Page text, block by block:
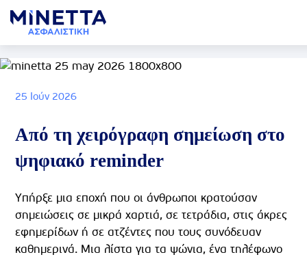
25 Ιούν 2026
Από τη χειρόγραφη σημείωση στο
ψηφιακό reminder
Υπήρξε μια εποχή που οι άνθρωποι κρατούσαν
σημειώσεις σε μικρά χαρτιά, σε τετράδια, στις άκρες
εφημερίδων ή σε ατζέντες που τους συνόδευαν
καθημερινά. Μια λίστα για τα ψώνια, ένα τηλέφωνο